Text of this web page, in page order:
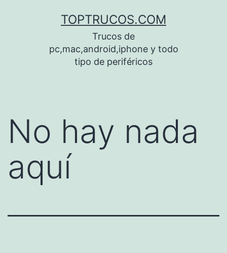
TOPTRUCOS.COM
Trucos de
pc,mac,android,iphone y todo
tipo de periféricos
No hay nada
aquí